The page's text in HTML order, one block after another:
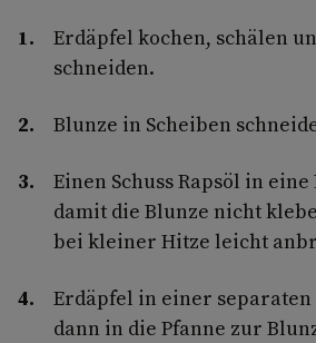
Erdäpfel kochen, schälen
schneiden.
Blunze in Scheiben
Einen Schuss Rapsöl in
damit die Blunze nicht
bei kleiner Hitze leicht
Erdäpfel in einer separaten
dann in die Pfanne zur